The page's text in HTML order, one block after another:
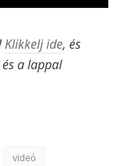
Klikkelj ide, és
a lappal
videó